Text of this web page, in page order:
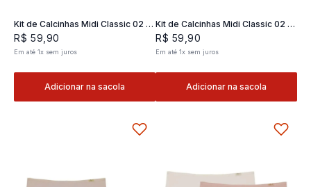
Kit de Calcinhas Midi Classic 02 -
2 und
R$ 59 90
Em até1x sem juros
Adicionar na sacola
Kit de Calcinhas Midi Classic 02 -
2 und
R$ 59 ,90
Em até 1x sem juros
Adicionar na sacola